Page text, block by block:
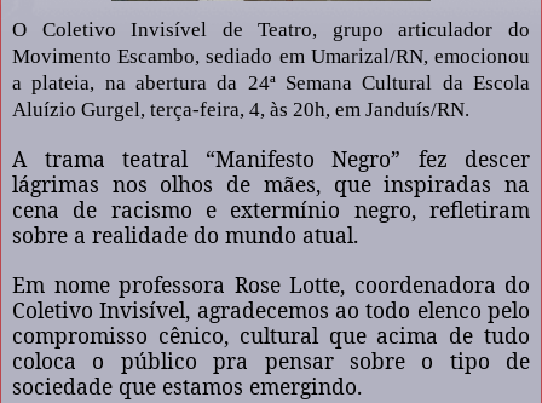
O Coletivo Invisível de Teatro, grupo articulador do
Movimento Escambo, sediado em Umarizal/RN, emocionou
a plateia, na abertura da 24ª Semana Cultural da Escola
Aluízio Gurgel, terça-feira, 4, às 20h, em Janduís/RN.
A trama teatral “Manifesto Negro” fez descer
lágrimas nos olhos de mães, que inspiradas na
cena de racismo e extermínio negro, refletiram
sobre a realidade do mundo atual.
Em nome professora Rose Lotte, coordenadora do
Coletivo Invisível, agradecemos ao todo elenco pelo
compromisso cênico, cultural que acima de tudo
coloca o público pra pensar sobre o tipo de
sociedade que estamos emergindo.